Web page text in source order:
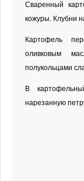
Сваренный
кожуры. Клубни
Картофель
оливковым
полукольцами
В
нарезанную